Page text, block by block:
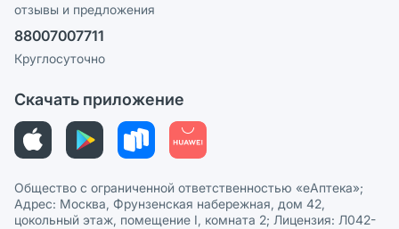
Ваши товары на ЕАПТЕКЕ
Политика конфиденциальности
Пользовательское соглашение
Политика рекомендаций
Этика и соответствие
Политика в отношении обработки персональных данных
отзывы и предложения
88007007711
Круглосуточно
Скачать приложение
Общество с ограниченной ответственностью «еАптека»;
Адрес: Москва, Фрунзенская набережная, дом 42,
цокольный этаж, помещение I, комната 2; Лицензия: Л042-